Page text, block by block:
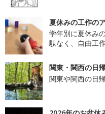
夏休みの工作の
学年別に夏休み
駄なく、自由工
関東・関西の日
関東や関西の日